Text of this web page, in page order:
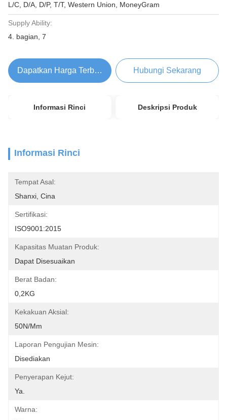
L/C, D/A, D/P, T/T, Western Union, MoneyGram
Supply Ability:
4. bagian, 7
Dapatkan Harga Terbaik Hubungi Sekarang
Informasi Rinci Deskripsi Produk
Informasi Rinci
Tempat Asal:
Shanxi, Cina
Sertifikasi:
ISO9001:2015
Kapasitas Muatan Produk:
Dapat Disesuaikan
Berat Badan:
0,2KG
Kekakuan Aksial:
50N/mm
Laporan Pengujian Mesin:
Disediakan
Penyerapan Kejut:
Ya.
Warna: